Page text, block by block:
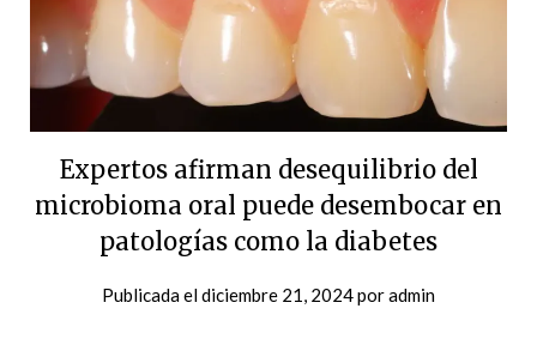
Expertos afirman desequilibrio del
microbioma oral puede desembocar en
patologías como la diabetes
Publicada eldiciembre 21, 2024poradmin